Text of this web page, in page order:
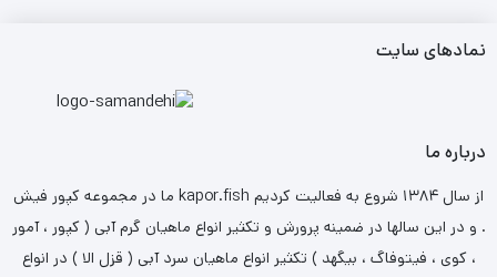
نمادهای سایت
درباره ما
ما در مجموعه کپور فیش kapor.fish از سال ۱۳۸۴ شروع به فعالیت کردیم
. و در این سالها در ضمینه پرورش و تکثیر انواع ماهیان گرم آبی ( کپور ، آمور
، کوی ، فیتوفاگ ، بیگهد ) تکثیر انواع ماهیان سرد آبی ( قزل الا ) در انواع